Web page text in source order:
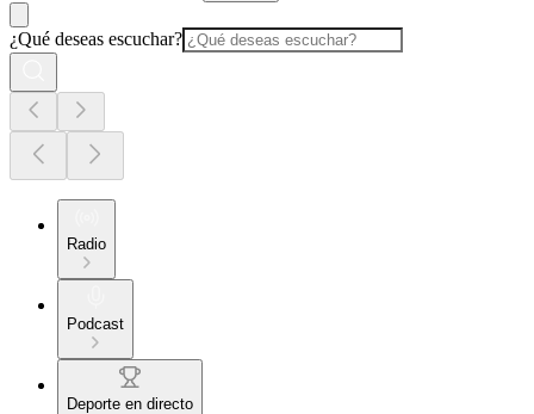
¿Qué deseas escuchar?
Radio
Podcast
Deporte en directo